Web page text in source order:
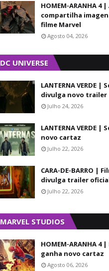
HOMEM-ARANHA 4
compartilha
filme Marvel
Agosto 04, 2026
DC UNIVERSE
LANTERNA VERDE |
divulga novo trailer
Julho 24, 2026
LANTERNA VERDE |
novo cartaz
Julho 22, 2026
CARA-DE-BARRO |
divulga trailer
Julho 22, 2026
MARVEL STUDIOS
HOMEM-ARANHA 4
ganha novo cartaz
Agosto 06, 2026